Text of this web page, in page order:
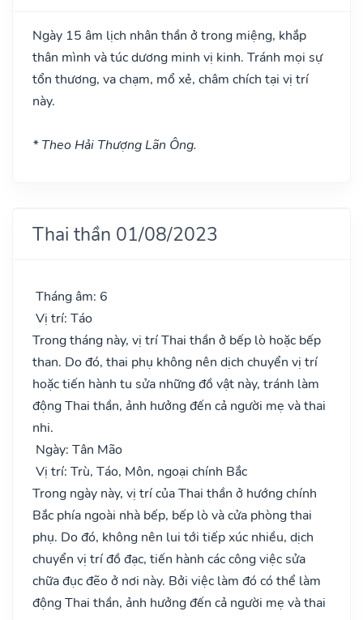
Ngày 15 âm lịch nhân thần ở trong miệng, khắp
thân mình và túc dương minh vị kinh. Tránh mọi sự
tổn thương, va chạm, mổ xẻ, châm chích tại vị trí
này.
* Theo Hải Thượng Lãn Ông.
Thai thần 01/08/2023
Tháng âm: 6
Vị trí: Táo
Trong tháng này, vị trí Thai thần ở bếp lò hoặc bếp
than. Do đó, thai phụ không nên dịch chuyển vị trí
hoặc tiến hành tu sửa những đồ vật này, tránh làm
động Thai thần, ảnh hưởng đến cả người mẹ và thai
nhi.
Ngày: Tân Mão
Vị trí: Trù, Táo, Môn, ngoại chính Bắc
Trong ngày này, vị trí của Thai thần ở hướng chính
Bắc phía ngoài nhà bếp, bếp lò và cửa phòng thai
phụ. Do đó, không nên lui tới tiếp xúc nhiều, dịch
chuyển vị trí đồ đạc, tiến hành các công việc sửa
chữa đục đẽo ở nơi này. Bởi việc làm đó có thể làm
động Thai thần, ảnh hưởng đến cả người mẹ và thai